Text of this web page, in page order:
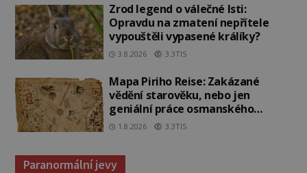
Zrod legend o válečné lsti:
Opravdu na zmatení nepřítele
vypouštěli vypasené králíky?
3.8.2026 3.3TIS
Mapa Piriho Reise: Zakázané
vědění starověku, nebo jen
geniální práce osmanského
admirála?
1.8.2026 3.3TIS
Paranormální jevy